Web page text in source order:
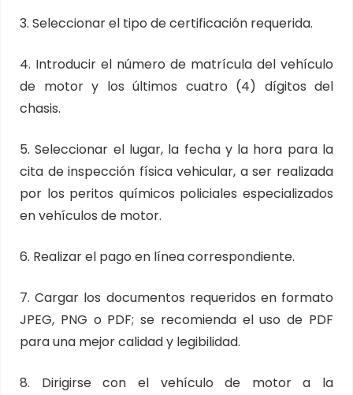
3. Seleccionar el tipo de certificación requerida.
4. Introducir el número de matrícula del vehículo
de motor y los últimos cuatro (4) dígitos del
chasis.
5. Seleccionar el lugar, la fecha y la hora para la
cita de inspección física vehicular, a ser realizada
por los peritos químicos policiales especializados
en vehículos de motor.
6. Realizar el pago en línea correspondiente.
7. Cargar los documentos requeridos en formato
JPEG, PNG o PDF; se recomienda el uso de PDF
para una mejor calidad y legibilidad.
8. Dirigirse con el vehículo de motor a la